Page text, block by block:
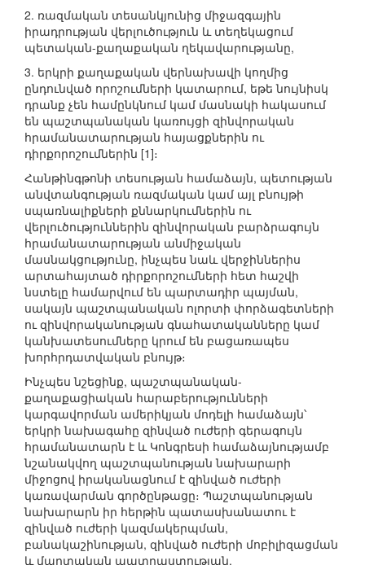
2. ռազմական տեսանկյունից միջազգային
իրադրության վերլուծություն և տեղեկացում
պետական-քաղաքական ղեկավարությանը,
3. երկրի քաղաքական վերնախավի կողմից
ընդունված որոշումների կատարում, եթե նույնիսկ
դրանք չեն համընկնում կամ մասնակի հակասում
են պաշտպանական կառույցի զինվորական
հրամանատարության հայացքներին ու
դիրքորոշումներին [1]։
Հանթինգթոնի տեսության համաձայն, պետության
անվտանգության ռազմական կամ այլ բնույթի
սպառնալիքների քննարկումներին ու
վերլուծություններին զինվորական բարձրագույն
հրամանատարության անմիջական
մասնակցությունը, ինչպես նաև վերջիններիս
արտահայտած դիրքորոշումների հետ հաշվի
նստելը համարվում են պարտադիր պայման,
սակայն պաշտպանական ոլորտի փորձագետների
ու զինվորականության գնահատականները կամ
կանխատեսումները կրում են բացառապես
խորհրդատվական բնույթ։
Ինչպես նշեցինք, պաշտպանական-
քաղաքացիական հարաբերությունների
կարգավորման ամերիկյան մոդելի համաձայն՝
երկրի նախագահը զինված ուժերի գերագույն
հրամանատարն է և Կոնգրեսի համաձայնությամբ
նշանակվող պաշտպանության նախարարի
միջոցով իրականացնում է զինված ուժերի
կառավարման գործընթացը։ Պաշտպանության
նախարարն իր հերթին պատասխանատու է
զինված ուժերի կազմակերպման,
բանակաշինության, զինված ուժերի մոբիլիզացման
և մարտական պատրաստության,